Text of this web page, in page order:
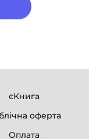
єКнига
оферта
Оплата